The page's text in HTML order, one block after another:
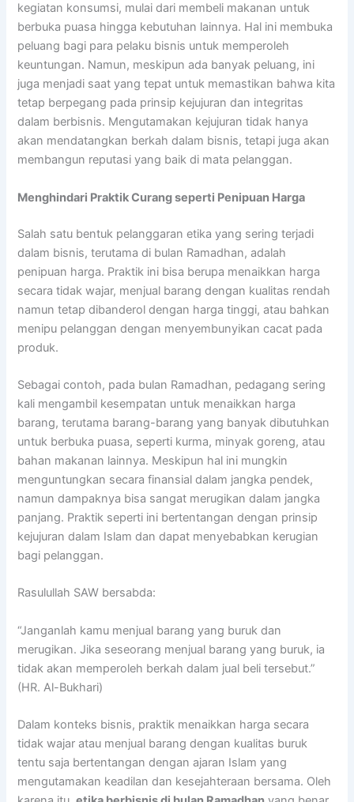
kegiatan konsumsi, mulai dari membeli makanan untuk
berbuka puasa hingga kebutuhan lainnya. Hal ini membuka
peluang bagi para pelaku bisnis untuk memperoleh
keuntungan. Namun, meskipun ada banyak peluang, ini
juga menjadi saat yang tepat untuk memastikan bahwa kita
tetap berpegang pada prinsip kejujuran dan integritas
dalam berbisnis. Mengutamakan kejujuran tidak hanya
akan mendatangkan berkah dalam bisnis, tetapi juga akan
membangun reputasi yang baik di mata pelanggan.
Menghindari Praktik Curang seperti Penipuan Harga
Salah satu bentuk pelanggaran etika yang sering terjadi
dalam bisnis, terutama di bulan Ramadhan, adalah
penipuan harga. Praktik ini bisa berupa menaikkan harga
secara tidak wajar, menjual barang dengan kualitas rendah
namun tetap dibanderol dengan harga tinggi, atau bahkan
menipu pelanggan dengan menyembunyikan cacat pada
produk.
Sebagai contoh, pada bulan Ramadhan, pedagang sering
kali mengambil kesempatan untuk menaikkan harga
barang, terutama barang-barang yang banyak dibutuhkan
untuk berbuka puasa, seperti kurma, minyak goreng, atau
bahan makanan lainnya. Meskipun hal ini mungkin
menguntungkan secara finansial dalam jangka pendek,
namun dampaknya bisa sangat merugikan dalam jangka
panjang. Praktik seperti ini bertentangan dengan prinsip
kejujuran dalam Islam dan dapat menyebabkan kerugian
bagi pelanggan.
Rasulullah SAW bersabda:
“Janganlah kamu menjual barang yang buruk dan
merugikan. Jika seseorang menjual barang yang buruk, ia
tidak akan memperoleh berkah dalam jual beli tersebut.”
(HR. Al-Bukhari)
Dalam konteks bisnis, praktik menaikkan harga secara
tidak wajar atau menjual barang dengan kualitas buruk
tentu saja bertentangan dengan ajaran Islam yang
mengutamakan keadilan dan kesejahteraan bersama. Oleh